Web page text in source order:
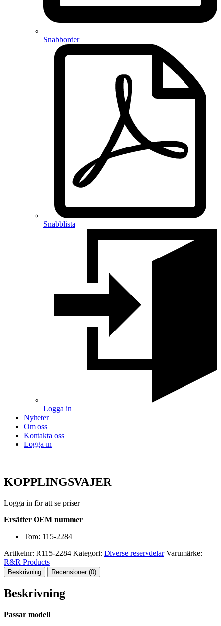
Snabborder
Snabblista
Logga in
Nyheter
Om oss
Kontakta oss
Logga in
KOPPLINGSVAJER
Logga in för att se priser
Ersätter OEM nummer
Toro: 115-2284
Artikelnr: R115-2284 Kategori: Diverse reservdelar Varumärke:
R&R Products
Beskrivning Recensioner (0)
Beskrivning
Passar modell